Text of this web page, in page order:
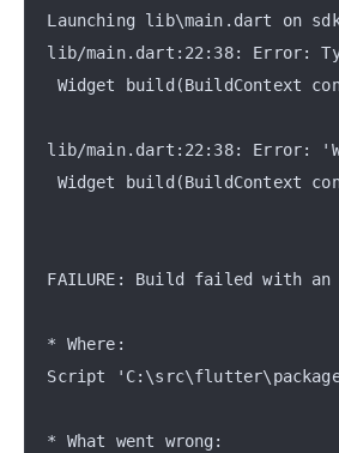
Launching lib\main.dart on
lib/main.dart:22:38: Error:
Widget build(BuildContext
lib/main.dart:22:38: Error:
Widget build(BuildContext
FAILURE: Build failed with an
* Where:
Script
* What went wrong: